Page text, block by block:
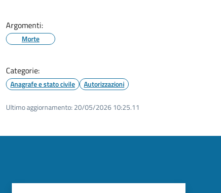
Argomenti:
Morte
Categorie:
Anagrafe e stato civile Autorizzazioni
Ultimo aggiornamento: 20/05/2026 10:25.11